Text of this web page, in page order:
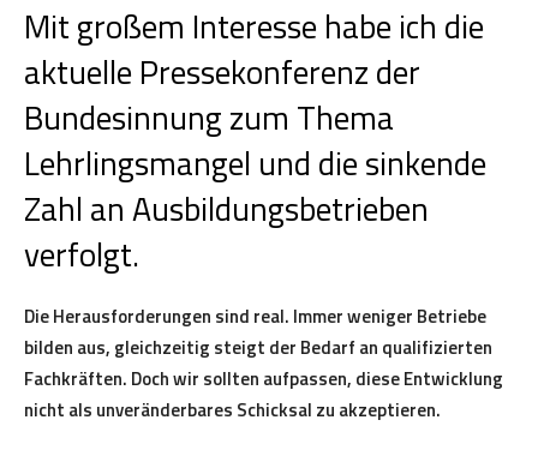
Mit großem Interesse habe ich die
aktuelle Pressekonferenz der
Bundesinnung zum Thema
Lehrlingsmangel und die sinkende
Zahl an Ausbildungsbetrieben
verfolgt.
Die Herausforderungen sind real. Immer weniger Betriebe
bilden aus, gleichzeitig steigt der Bedarf an qualifizierten
Fachkräften. Doch wir sollten aufpassen, diese Entwicklung
nicht als unveränderbares Schicksal zu akzeptieren.